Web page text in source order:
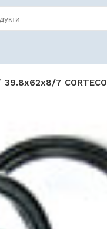
39.8x62x8/7 CORTECO